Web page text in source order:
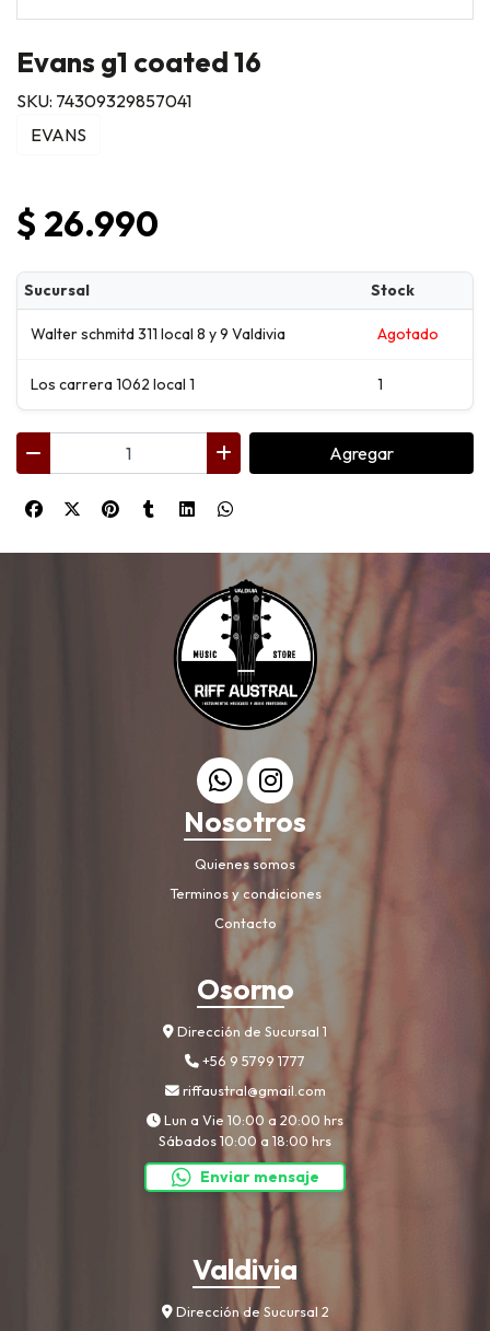
Evans g1 coated 16
SKU: 74309329857041
EVANS
$ 26.990
Sucursal Stock
Walter schmitd 311 local 8 y 9 Valdivia Agotado
Los carrera 1062 local 1 1
Agregar
Nosotros
Quienes somos
Terminos y condiciones
Contacto
Osorno
Dirección de Sucursal 1
+56 9 5799 1777
riffaustral@gmail.com
Lun a Vie 10:00 a 20:00 hrs
Sábados 10:00 a 18:00 hrs
Enviar mensaje
Valdivia
Dirección de Sucursal 2